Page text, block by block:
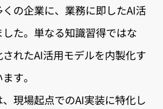
の企業に、業務に即したAI活
た。単なる知識習得ではな
れたAI活用モデルを内製化す
す。
現場起点でのAI実装に特化し